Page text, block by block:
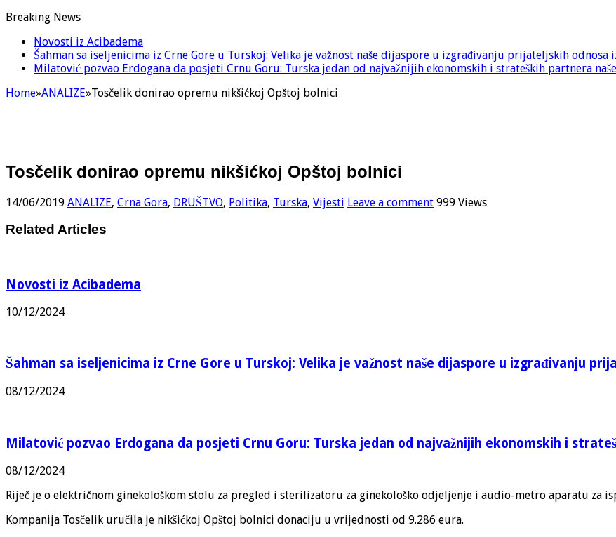
Breaking News
Novosti iz Acibadema
Šahman sa iseljenicima iz Crne Gore u Turskoj: Velika je važnost naše dijaspore u izgrađivanju prijateljskih odnosa
Milatović pozvao Erdogana da posjeti Crnu Goru: Turska jedan od najvažnijih ekonomskih i strateških partnera
Home»ANALIZE»Tosčelik donirao opremu nikšićkoj Opštoj bolnici
Tosčelik donirao opremu nikšićkoj Opštoj bolnici
14/06/2019 ANALIZE, Crna Gora, DRUŠTVO, Politika, Turska, Vijesti Leave a comment 999 Views
Related Articles
Novosti iz Acibadema
10/12/2024
Šahman sa iseljenicima iz Crne Gore u Turskoj: Velika je važnost naše dijaspore u izgrađivanju
08/12/2024
Milatović pozvao Erdogana da posjeti Crnu Goru: Turska jedan od najvažnijih ekonomskih i
08/12/2024
Riječ je o električnom ginekološkom stolu za pregled i sterilizatoru za ginekološko odjeljenje i audio-metro aparatu za
Kompanija Tosčelik uručila je nikšićkoj Opštoj bolnici donaciju u vrijednosti od 9.286 eura.